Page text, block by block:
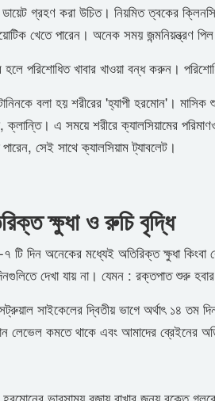
গ্রহণ করা উচিত। নিয়মিত ত্বকের
খেতে পারেন। অনেক সময়
পরিশোধিত খাবার খাওয়া বন্ধ করুন।
বলা হয় শরীরের 'হ্যাপী হরমোন'।
ক্লান্তি। এ সময়ে শরীরে ক্যালসিয়ামের
সেই সাথে ক্যালসিয়াম ট্যাবলেট।
ক্ষুধা ও রুচি বৃদ্ধি
টি দিন অনেকের মধ্যেই অতিরিক্ত ক্ষুধা
দেখা যায় না। যেমন : রক্তপাত শুরু
সাইকেলের দ্বিতীয় ভাগে অর্থাৎ ১৪ তম
লেভেল কমতে থাকে এবং আমাদের ব্রেইনের